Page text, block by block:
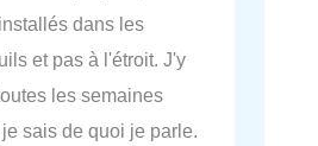
dans les
et pas à l'étroit. J'y
les semaines
sais de quoi je parle.